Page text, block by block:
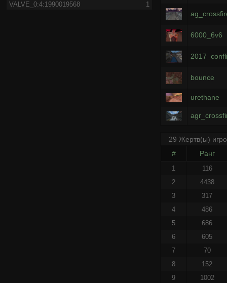
VALVE_0:4:1990019568
1
6000_6v6
bounce
urethane
29 Жертв(ы)
#
Ранг
1
116
2
4438
3
317
4
486
5
686
6
605
7
70
8
152
9
1002